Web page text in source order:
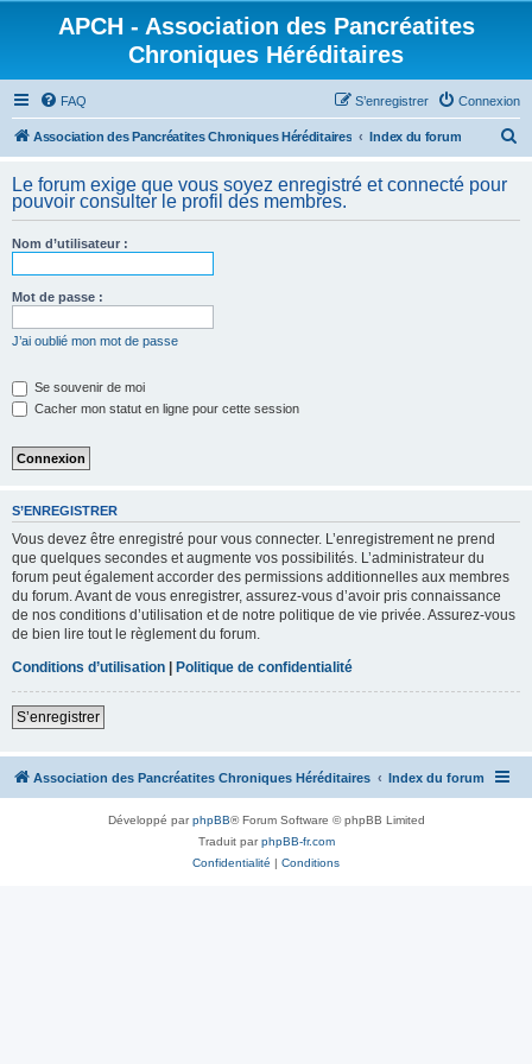
APCH - Association des Pancréatites
Chroniques Héréditaires
FAQ Connexion
S’enregistrer
Association des Pancréatites Chroniques Héréditaires Index du forum
h
Le forum exige que vous soyez enregistré et connecté pour
pouvoir consulter le profil des membres.
Nom d’utilisateur :
Mot de passe :
J’ai oublié mon mot de passe
Se souvenir de moi
Cacher mon statut en ligne pour cette session
S’ENREGISTRER
Vous devez être enregistré pour vous connecter. L’enregistrement ne prend
que quelques secondes et augmente vos possibilités. L’administrateur du
forum peut également accorder des permissions additionnelles aux membres
du forum. Avant de vous enregistrer, assurez-vous d’avoir pris connaissance
de nos conditions d’utilisation et de notre politique de vie privée. Assurez-vous
de bien lire tout le règlement du forum.
Conditions d’utilisation | Politique de confidentialité
S’enregistrer
Association des Pancréatites Chroniques Héréditaires Index du forum
Développé parphpBB® Forum Software © phpBB Limited
Traduit parphpBB-fr.com
Confidentialité | Conditions